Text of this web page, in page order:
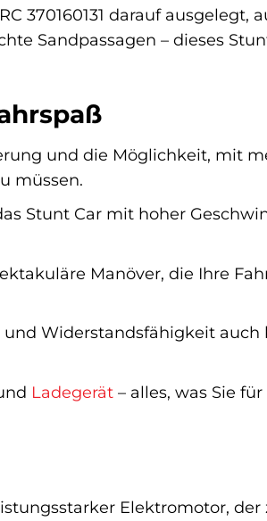
370160131 darauf ausgelegt,
Sandpassagen – dieses
und die Möglichkeit, mit
müssen.
Stunt Car mit hoher
Manöver, die Ihre
Widerstandsfähigkeit auch
Ladegerät– alles, was Sie
Elektromotor,